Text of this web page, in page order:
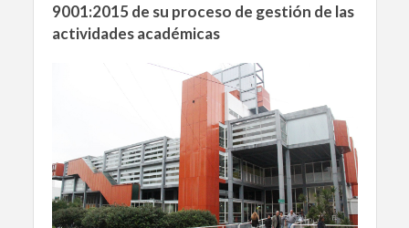
9001:2015 de su proceso de gestión de las
actividades académicas